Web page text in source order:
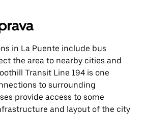
in La Puente include bus
the area to nearby cities and
Transit Line 194 is one
to surrounding
provide access to some
and layout of the city